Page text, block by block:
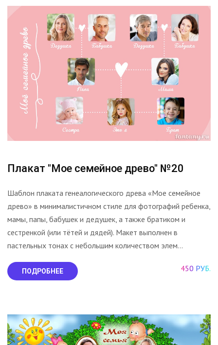
Плакат "Мое семейное древо" №20
Шаблон плаката генеалогического древа «Мое семейное
древо» в минималистичном стиле для фотографий ребенка,
мамы, папы, бабушек и дедушек, а также братиком и
сестренкой (или тётей и дядей). Макет выполнен в
пастельных тонах с небольшим количеством элем...
ПОДРОБНЕЕ 450 РУБ.